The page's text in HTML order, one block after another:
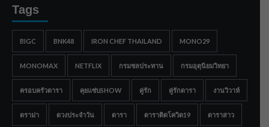
Tags
BIGC BNK48 IRON CHEF THAILAND MONO29
MONOMAX NETFLIX กรมชลประทาน กรมอุตุนิยมวิทยา
ครอบครัวดารา คุยแซ่บSHOW คู่รัก คู่รักดารา งานวิวาห์
ดราม่า ดวงประจำวัน ดารา ดาราติดโควิด19 ดาราสาว